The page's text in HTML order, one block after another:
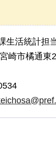
生活統計担
崎市橘通東